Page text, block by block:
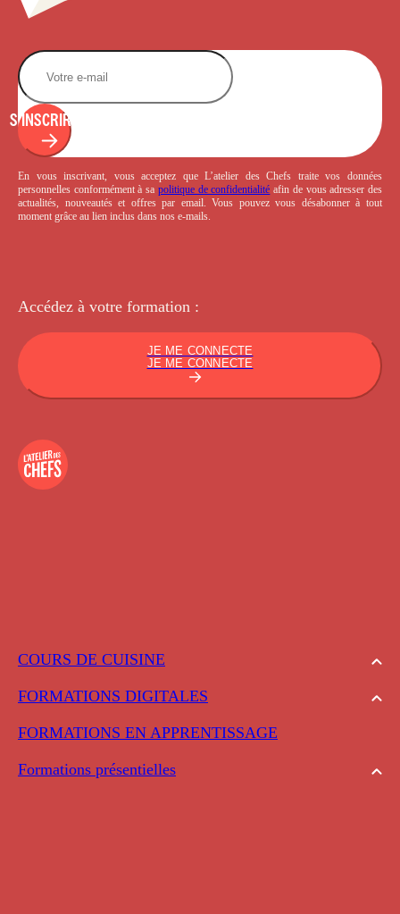
COURS DE CUISINE
FORMATIONS DIGITALES
FORMATIONS EN APPRENTISSAGE
Formations présentielles
S'INSCRIRE
En vous inscrivant, vous acceptez que L’atelier des Chefs traite vos données
personnelles conformément à sa politique de confidentialité afin de vous adresser des
actualités, nouveautés et offres par email. Vous pouvez vous désabonner à tout
moment grâce au lien inclus dans nos e-mails.
Accédez à votre formation :
JE ME CONNECTE
JE ME CONNECTE